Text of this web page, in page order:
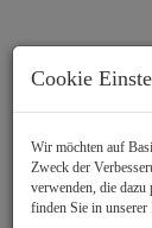
Bestlage
Herzlich
Cookie
Wir möchten auf
Zweck der
verwenden, die dazu
finden Sie in unserer